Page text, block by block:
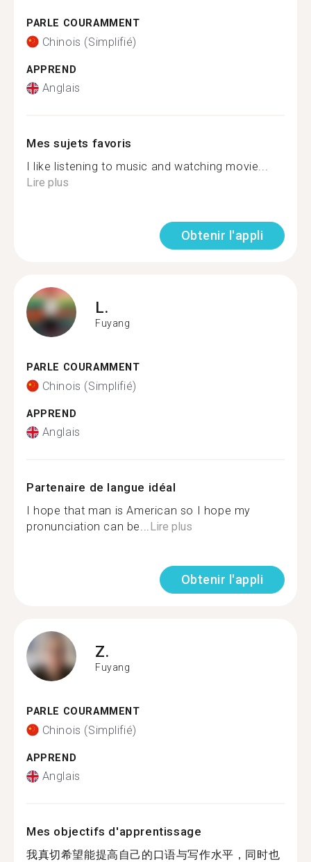
PARLE COURAMMENT
Chinois (Simplifié)
APPREND
Anglais
Mes sujets favoris
I like listening to music and watching movie...
Lire plus
Obtenir l'appli
L.
Fuyang
PARLE COURAMMENT
Chinois (Simplifié)
APPREND
Anglais
Partenaire de langue idéal
I hope that man is American so I hope my
pronunciation can be...Lire plus
Obtenir l'appli
Z.
Fuyang
PARLE COURAMMENT
Chinois (Simplifié)
APPREND
Anglais
Mes objectifs d'apprentissage
我真切希望能提高自己的口语与写作水平，同时也